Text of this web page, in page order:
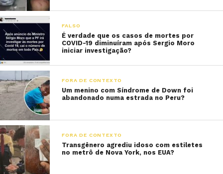
FALSO
É verdade que os casos de mortes por
COVID-19 diminuíram após Sergio Moro
iniciar investigação?
FORA DE CONTEXTO
Um menino com Síndrome de Down foi
abandonado numa estrada no Peru?
FORA DE CONTEXTO
Transgênero agrediu idoso com estiletes
no metrô de Nova York, nos EUA?